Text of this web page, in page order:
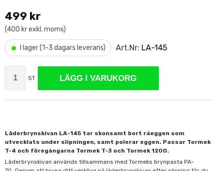
499 kr
(400 kr exkl. moms)
• I lager (1-3 dagars leverans) Art.Nr: LA-145
ST LÄGG I VARUKORG
Läderbrynskivan LA-145 tar skonsamt bort råeggen som
utvecklats under slipningen, samt polerar eggen. Passar Tormek
T-4 och föregångarna Tormek T-3 och Tormek 1200.
Läderbrynskivan används tillsammans med Tormeks brynpasta PA-